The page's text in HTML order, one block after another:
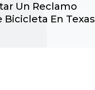
Un Reclamo
Bicicleta En Texas